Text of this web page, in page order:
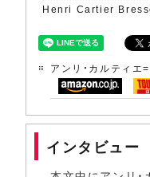
Henri Cartier
アンリ・カルティ
インタビュー